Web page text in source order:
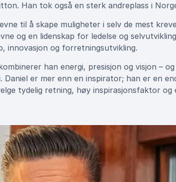
Han tok også en sterk andreplass i
til å skape muligheter i selv de mest
og en lidenskap for ledelse og
innovasjon og forretningsutvikling.
han energi, presisjon og visjon –
Daniel er mer enn en inspirator; han er en
tydelig retning, høy inspirasjonsfaktor og